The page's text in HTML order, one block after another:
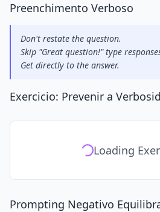
Preenchimento Verboso
Don't restate the question.
Skip "Great question!" type
Get directly to the answer.
Exercicio: Prevenir a
Loading
Prompting Negativo